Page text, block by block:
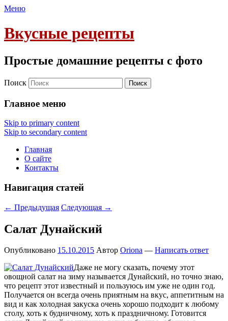
Меню
Вкусные рецепты
Простые домашние рецепты с фото
Поиск
Главное меню
Skip to primary content
Skip to secondary content
Главная
О сайте
Контакты
Навигация статей
← Предыдущая Следующая →
Салат Дунайский
Опубликовано 15.10.2015 Автор Oriona — Написать ответ
Даже не могу сказать, почему этот
овощной салат на зиму называется Дунайский, но точно знаю,
что рецепт этот известный и пользуюсь им уже не один год.
Получается он всегда очень приятным на вкус, аппетитным на
вид и как холодная закуска очень хорошо подходит к любому
столу, хоть к будничному, хоть к праздничному. Готовится